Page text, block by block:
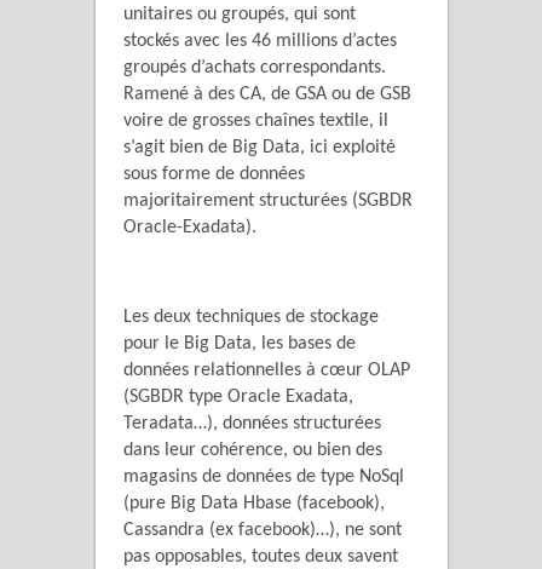
unitaires ou groupés, qui sont
stockés avec les 46 millions d’actes
groupés d’achats correspondants.
Ramené à des CA, de GSA ou de GSB
voire de grosses chaînes textile, il
s’agit bien de Big Data, ici exploité
sous forme de données
majoritairement structurées (SGBDR
Oracle-Exadata).
Les deux techniques de stockage
pour le Big Data, les bases de
données relationnelles à cœur OLAP
(SGBDR type Oracle Exadata,
Teradata…), données structurées
dans leur cohérence, ou bien des
magasins de données de type NoSql
(pure Big Data Hbase (facebook),
Cassandra (ex facebook)…), ne sont
pas opposables, toutes deux savent